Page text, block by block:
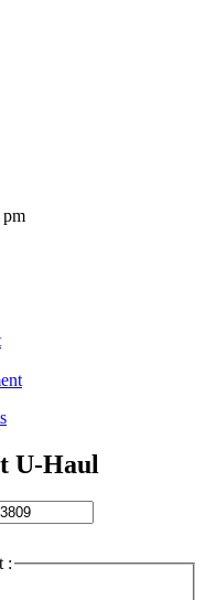
pm
U-Haul
: